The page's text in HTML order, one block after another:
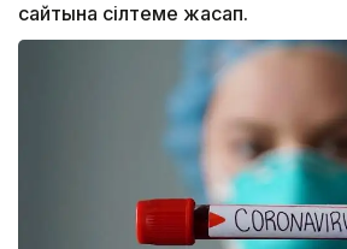
сайтына сілтеме жасап.